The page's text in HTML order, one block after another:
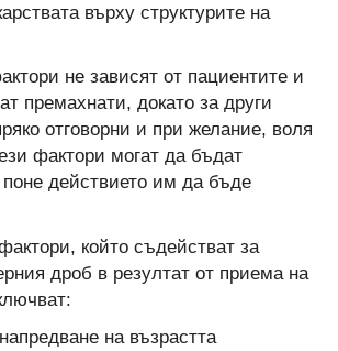
върху структурите на
не зависят от пациентите и
премахнати, докато за други
отговорни и при желание, воля
фактори могат да бъдат
действието им да бъде
който съдействат за
дроб в резултат от приема на
на възрастта